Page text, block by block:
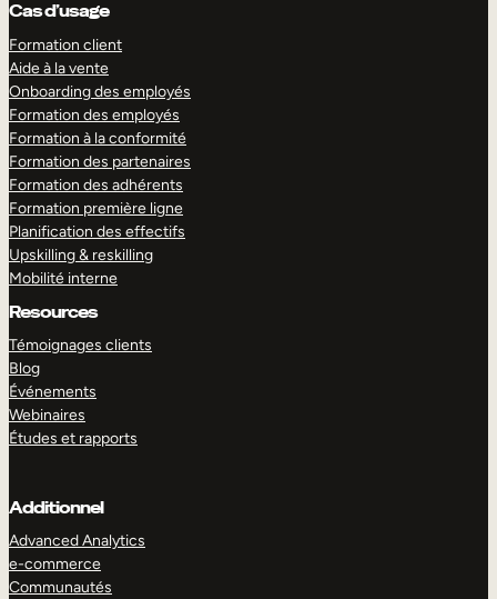
Cas d’usage
Formation client
Aide à la vente
Onboarding des employés
Formation des employés
Formation à la conformité
Formation des partenaires
Formation des adhérents
Formation première ligne
Planification des effectifs
Upskilling & reskilling
Mobilité interne
Resources
Témoignages clients
Blog
Événements
Webinaires
Études et rapports
Additionnel
Advanced Analytics
e-commerce
Communautés